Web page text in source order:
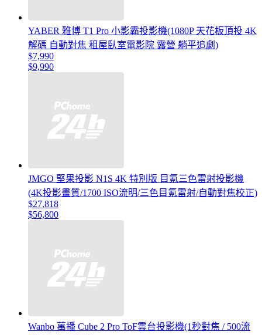
YABER 雅博 T1 Pro 小影霸投影機(1080P 天花板頂投 4K
解碼 自動對焦 租屋臥室電影院 露營 躺平追劇)
$7,990
$9,990
JMGO 堅果投影 N1S 4K 特別版 目氪三色雷射投影機
(4K投影畫質/1700 ISO流明/三色目氪雷射/自動對焦校正)
$27,818
$56,800
Wanbo 萬播 Cube 2 Pro ToF雲台投影機(1秒對焦 / 500流